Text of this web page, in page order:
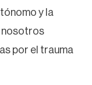
y la
nosotros
por el trauma